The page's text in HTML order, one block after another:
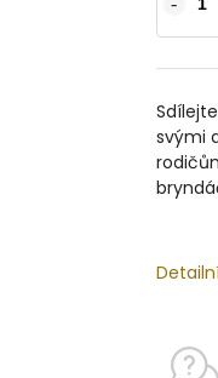
svými